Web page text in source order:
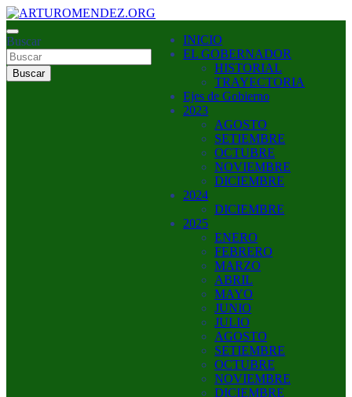
Saltar
al
contenido
ARTUROMENDEZ.ORG
ARTURO MENDEZ GOBERNADOR 2023
Buscar
Buscar
INICIO
EL GOBERNADOR
HISTORIAL
TRAYECTORIA
Ejes de Gobierno
2023
AGOSTO
SETIEMBRE
OCTUBRE
NOVIEMBRE
DICIEMBRE
2024
DICIEMBRE
2025
ENERO
FEBRERO
MARZO
ABRIL
MAYO
JUNIO
JULIO
AGOSTO
SETIEMBRE
OCTUBRE
NOVIEMBRE
DICIEMBRE